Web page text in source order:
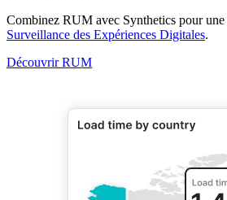
Combinez RUM avec Synthetics pour une
Surveillance des Expériences Digitales.
Découvrir RUM